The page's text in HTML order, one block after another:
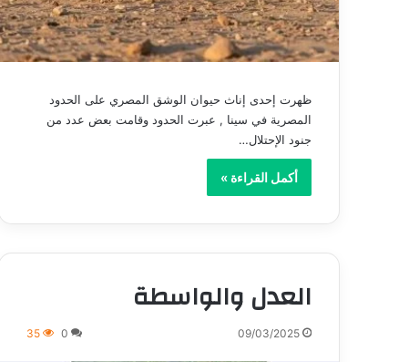
ظهرت إحدى إناث حيوان الوشق المصري على الحدود
المصرية في سينا , عبرت الحدود وقامت بعض عدد من
جنود الإحتلال…
أكمل القراءة »
العدل والواسطة
09/03/2025
0
35